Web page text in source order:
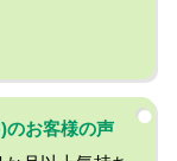
のお客様の声